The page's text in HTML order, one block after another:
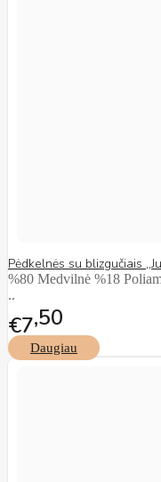
Pėdkelnės su blizgučiais
%80 Medvilnė %18
..
€7 50
Daugiau